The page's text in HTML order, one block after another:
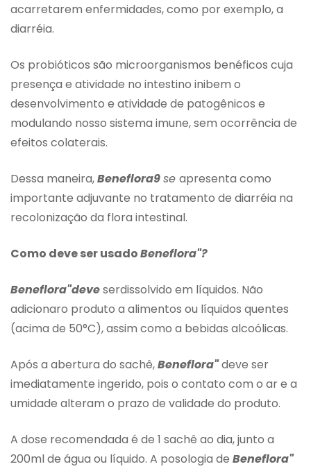
acarretarem enfermidades, como por exemplo, a
diarréia.
Os probióticos são microorganismos benéficos cuja
presença e atividade no intestino inibem o
desenvolvimento e atividade de patogênicos e
modulando nosso sistema imune, sem ocorrência de
efeitos colaterais.
Dessa maneira,Beneflora9se apresenta como
importante adjuvante no tratamento de diarréia na
recolonização da flora intestinal.
Como deve ser usadoBeneflora"?
Beneflora"deveserdissolvido em líquidos. Não
adicionaro produto a alimentos ou líquidos quentes
(acima de 50°C), assim como a bebidas alcoólicas.
Após a abertura do sachê,Beneflora"deve ser
imediatamente ingerido, pois o contato com o ar e a
umidade alteram o prazo de validade do produto.
A dose recomendada é de 1 sachê ao dia, junto a
200ml de água ou líquido. A posologia de Beneflora"